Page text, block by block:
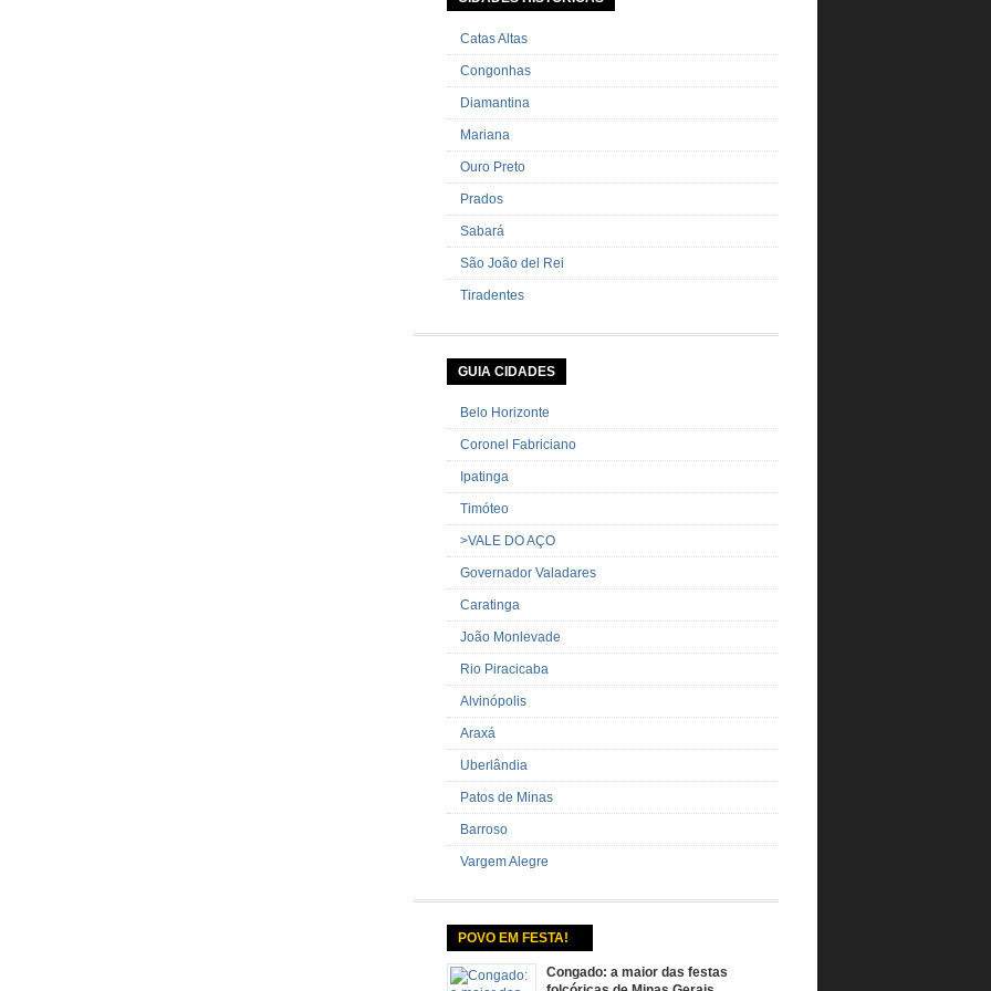
cebolinha Pimenta […]
Catas Altas
Congonhas
Diamantina
Mariana
Ouro Preto
Prados
Sabará
São João del Rei
Tiradentes
GUIA CIDADES
Belo Horizonte
Coronel Fabriciano
Ipatinga
Timóteo
>VALE DO AÇO
Governador Valadares
Caratinga
João Monlevade
Rio Piracicaba
Alvinópolis
Araxá
Uberlândia
Patos de Minas
Barroso
Vargem Alegre
POVO EM FESTA!
Congado: a maior das festas